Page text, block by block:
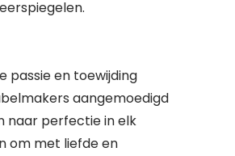
passie en toewijding
aangemoedigd
naar perfectie in elk
om met liefde en